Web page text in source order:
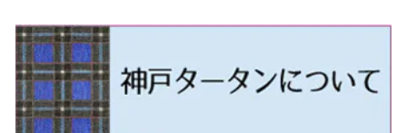
H24/5～R1/10（後期）
H18/6～H24/5（前期）
H24/5～R1/10（後期）
オーリス
H24/8～H30/3 180系
カムリ
H22/6～R2/6 F15
スカイライン
H13/6～H18/11 V35
スカイライン・クロスオーバー
H22/4～H30/3 L275/285
プレオプラス
H24/12～H29/5 LA300/310
レヴォーグ
H19/7～R1/7 DE/DJ系
ビアンテ
H20/7～30/3 CC系
ファミリア バン
H18/12～ L275/285
ミラ・イース
H23/9～ LA300系
ミラ・ココア
H14/1～ JB43/74W
H22/9～ スイフト
H23/12～
スペーシア/スペーシアカスタム/スペーシアギア
H25/3～R5/11
スペーシアベース
H23/3～ MB系
デリカＤ：３
H23/10～H31/4 BM20 7人乗
デリカＤ：５
H27/4～R3/12 JW5
WR-V
R6/3～ DG5
ZR-V
H21/10～H30/3 6RC系
H30/3～ AW系
H25/10～R3/10
Ｖクラス
H27/4～